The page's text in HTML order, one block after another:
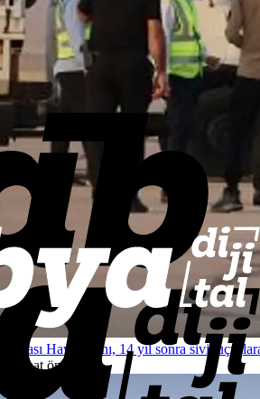
Havalimanı, 14 yıl sonra sivil
2 saat önce